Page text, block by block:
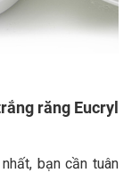
răng Eucryl
bạn cần tuân